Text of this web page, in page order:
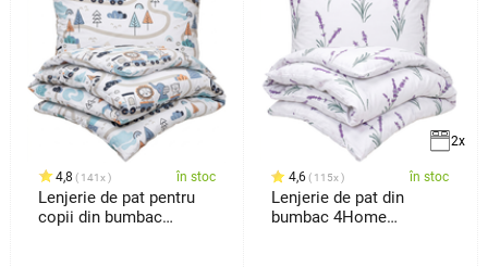
4,8 141x în stoc
Lenjerie de pat pentru
copii din bumbac
2x
4,6 115x în stoc
Lenjerie de pat din
bumbac 4Home